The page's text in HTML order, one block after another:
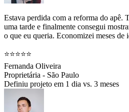
Estava perdida com a reforma do apê.
uma tarde e finalmente consegui
o que eu queria. Economizei meses de
⭐⭐⭐⭐⭐
Fernanda Oliveira
Proprietária - São Paulo
Definiu projeto em 1 dia vs. 3 meses